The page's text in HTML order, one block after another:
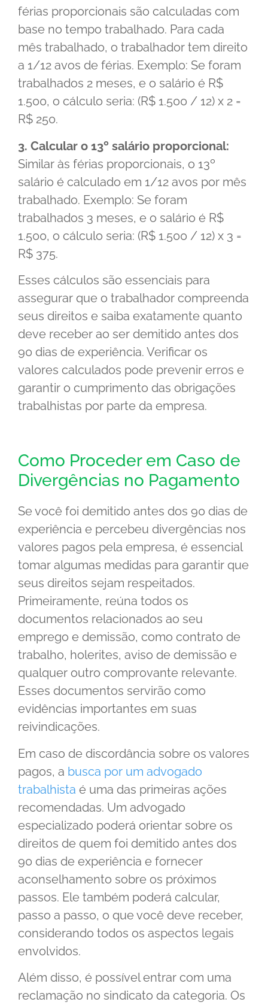
férias proporcionais são calculadas com
base no tempo trabalhado. Para cada
mês trabalhado, o trabalhador tem direito
a 1/12 avos de férias. Exemplo: Se foram
trabalhados 2 meses, e o salário é R$
1.500, o cálculo seria: (R$ 1.500 / 12) x 2 =
R$ 250.
3. Calcular o 13º salário proporcional:
Similar às férias proporcionais, o 13º
salário é calculado em 1/12 avos por mês
trabalhado. Exemplo: Se foram
trabalhados 3 meses, e o salário é R$
1.500, o cálculo seria: (R$ 1.500 / 12) x 3 =
R$ 375.
Esses cálculos são essenciais para
assegurar que o trabalhador compreenda
seus direitos e saiba exatamente quanto
deve receber ao ser demitido antes dos
90 dias de experiência. Verificar os
valores calculados pode prevenir erros e
garantir o cumprimento das obrigações
trabalhistas por parte da empresa.
Como Proceder em Caso de
Divergências no Pagamento
Se você foi demitido antes dos 90 dias de
experiência e percebeu divergências nos
valores pagos pela empresa, é essencial
tomar algumas medidas para garantir que
seus direitos sejam respeitados.
Primeiramente, reúna todos os
documentos relacionados ao seu
emprego e demissão, como contrato de
trabalho, holerites, aviso de demissão e
qualquer outro comprovante relevante.
Esses documentos servirão como
evidências importantes em suas
reivindicações.
Em caso de discordância sobre os valores
pagos, a busca por um advogado
trabalhista é uma das primeiras ações
recomendadas. Um advogado
especializado poderá orientar sobre os
direitos de quem foi demitido antes dos
90 dias de experiência e fornecer
aconselhamento sobre os próximos
passos. Ele também poderá calcular,
passo a passo, o que você deve receber,
considerando todos os aspectos legais
envolvidos.
Além disso, é possível entrar com uma
reclamação no sindicato da categoria. Os